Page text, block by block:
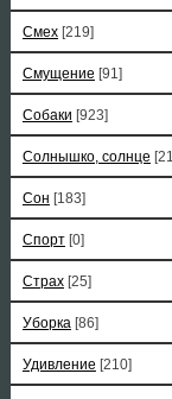
Смех [219]
Смущение [91]
Собаки [923]
Солнышко, солнце
Сон [183]
Спорт [0]
Страх [25]
Уборка [86]
Удивление [210]